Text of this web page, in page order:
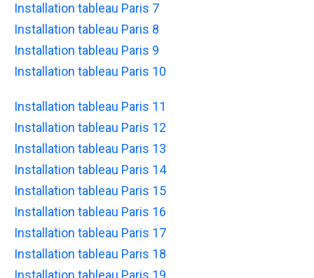
Installation tableau Paris 7
Installation tableau Paris 8
Installation tableau Paris 9
Installation tableau Paris 10
Installation tableau Paris 11
Installation tableau Paris 12
Installation tableau Paris 13
Installation tableau Paris 14
Installation tableau Paris 15
Installation tableau Paris 16
Installation tableau Paris 17
Installation tableau Paris 18
Installation tableau Paris 19